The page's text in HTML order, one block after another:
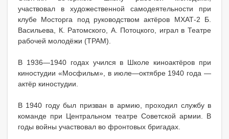
участвовал в художественной самодеятельности при
клубе Мосторга под руководством актёров МХАТ-2 Б.
Васильева, К. Ратомского, А. Потоцкого, играл в Театре
рабочей молодёжи (ТРАМ).
В 1936—1940 годах учился в Школе киноактёров при
киностудии «Мосфильм», в июле—октябре 1940 года —
актёр киностудии.
В 1940 году был призван в армию, проходил службу в
команде при Центральном театре Советской армии. В
годы войны участвовал во фронтовых бригадах.